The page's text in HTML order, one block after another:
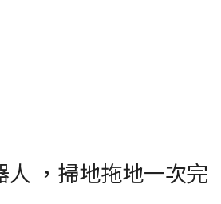
人 ，掃地拖地一次完